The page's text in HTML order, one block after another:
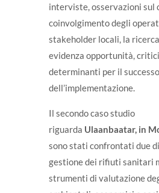
interviste, osservazioni sul
coinvolgimento degli
stakeholder locali, la
evidenza opportunità,
determinanti per il successo
dell’implementazione.
Il secondo caso studio
riguarda Ulaanbaatar, in
sono stati confrontati due
gestione dei rifiuti sanitari
strumenti di valutazione